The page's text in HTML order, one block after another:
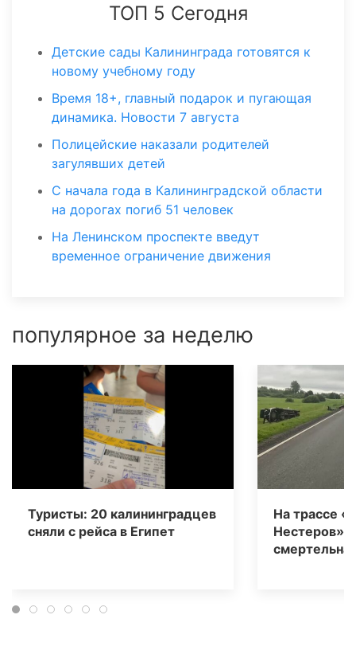
ТОП 5 Сегодня
Детские сады Калининграда готовятся к
новому учебному году
Время 18+, главный подарок и пугающая
динамика. Новости 7 августа
Полицейские наказали родителей
загулявших детей
С начала года в Калининградской области
на дорогах погиб 51 человек
На Ленинском проспекте введут
временное ограничение движения
популярное за неделю
Туристы: 20 калининградцев
сняли с рейса в Египет
На трассе
Нестеров»